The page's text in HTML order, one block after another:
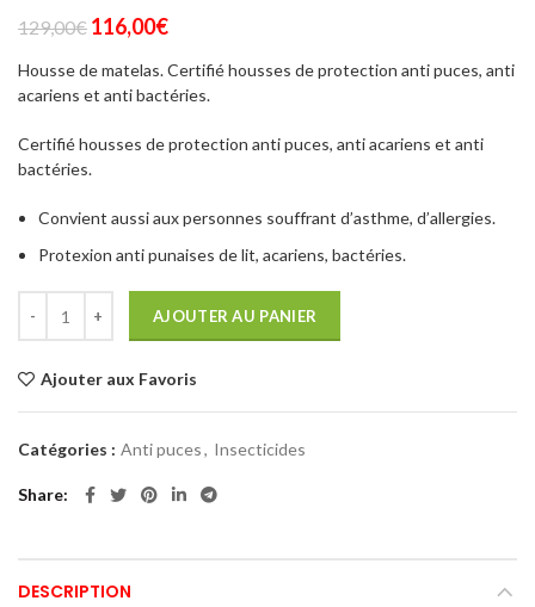
129,00€ Le
initial
était :
116,00€Le
actuel
est :
Housse de matelas. Certifié housses de protection anti puces, anti
acariens et anti bactéries.
Certifié housses de protection anti puces, anti acariens et anti
bactéries.
Convient aussi aux personnes souffrant d’asthme, d’allergies.
Protexion anti punaises de lit, acariens, bactéries.
AJOUTER AU PANIER
Ajouter aux Favoris
Catégories : Anti puces, Insecticides
Share
DESCRIPTION